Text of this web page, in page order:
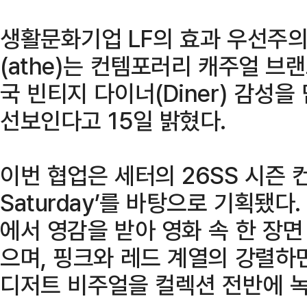
생활문화기업 LF의 효과 우선주
(athe)는 컨템포러리 캐주얼 브
국 빈티지 다이너(Diner) 감성을
선보인다고 15일 밝혔다.
이번 협업은 세터의 26SS 시즌
Saturday’를 바탕으로 기획됐
에서 영감을 받아 영화 속 한 장
으며, 핑크와 레드 계열의 강렬
디저트 비주얼을 컬렉션 전반에